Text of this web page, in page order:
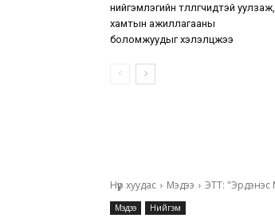
нийгэмлэгийн төлөөлөгчидтэй уулзаж,
хамтын ажиллагааны
боломжуудыг хэлэлцжээ